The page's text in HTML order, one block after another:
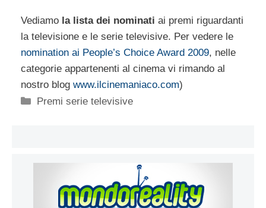
Vediamo la lista dei nominati ai premi riguardanti
la televisione e le serie televisive. Per vedere le
nomination ai People’s Choice Award 2009, nelle
categorie appartenenti al cinema vi rimando al
nostro blog www.ilcinemaniaco.com)
Categorie
Premi serie televisive